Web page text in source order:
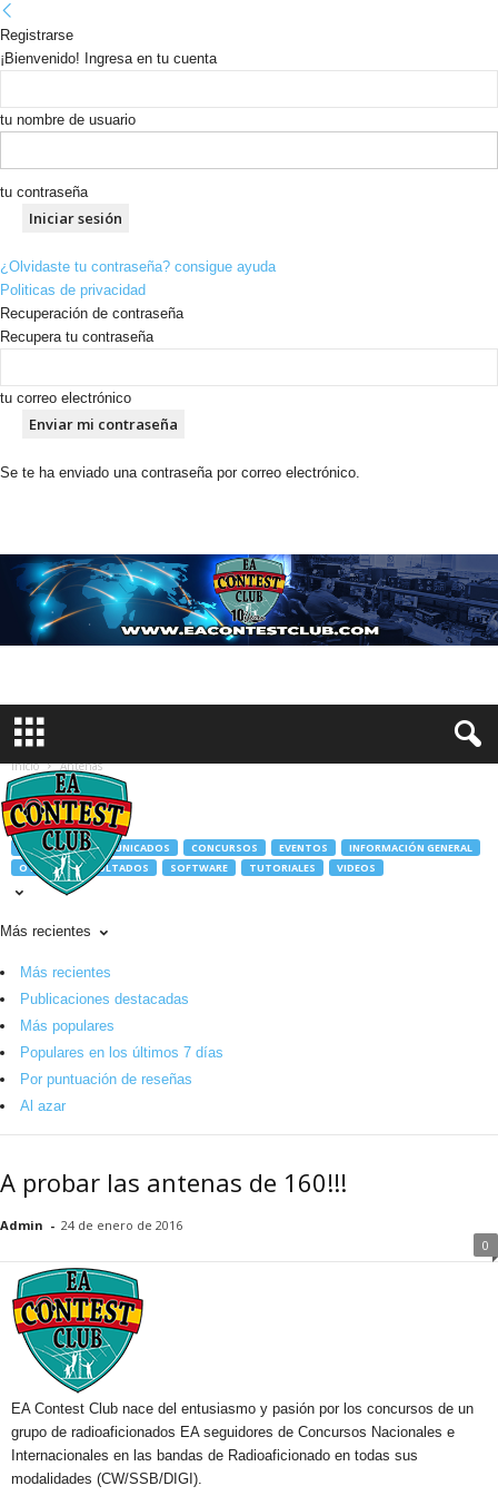
Registrarse
¡Bienvenido! Ingresa en tu cuenta
tu nombre de usuario
tu contraseña
¿Olvidaste tu contraseña? consigue ayuda
Politicas de privacidad
Recuperación de contraseña
Recupera tu contraseña
tu correo electrónico
Se te ha enviado una contraseña por correo electrónico.
Inicio Antenas
Antenas
ANTENAS COMUNICADOS CONCURSOS EVENTOS
INFORMACIÓN GENERAL
OTROS
RESULTADOS SOFTWARE TUTORIALES VIDEOS
Más recientes
Más recientes
Publicaciones destacadas
Más populares
Populares en los últimos 7 días
Por puntuación de reseñas
Al azar
A probar las antenas de 160!!!
Admin - 24 de enero de 2016
0
EA Contest Club nace del entusiasmo y pasión por los concursos de un
grupo de radioaficionados EA seguidores de Concursos Nacionales e
Internacionales en las bandas de Radioaficionado en todas sus
modalidades (CW/SSB/DIGI).